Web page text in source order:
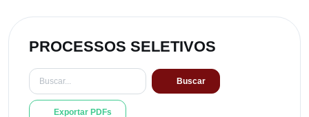
PROCESSOS SELETIVOS
Buscar
Exportar PDFs